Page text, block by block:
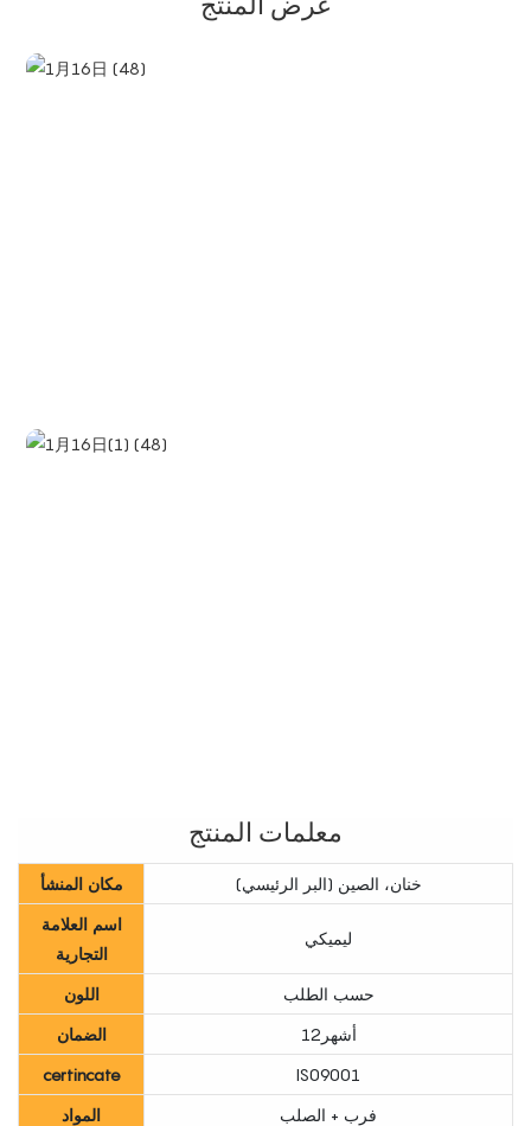
معلمات المنتج
مكان المنشأ
خنان، الصين (البر الرئيسي)
اسم العلامة
التجارية
ليميكي
اللون
حسب الطلب
الضمان
أشهر12
certincate
IS09001
المواد
فرب + الصلب